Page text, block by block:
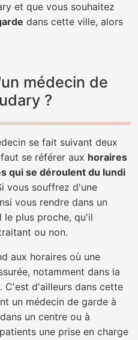
et que vous souhaitez
dans cette ville, alors
médecin de
?
se fait suivant deux
se référer aux horaires
qui se déroulent du lundi
vous souffrez d'une
vous rendre dans un
plus proche, qu'il
ou non.
aux horaires où une
notamment dans la
C'est d'ailleurs dans cette
un médecin de garde à
un centre ou à
une prise en charge